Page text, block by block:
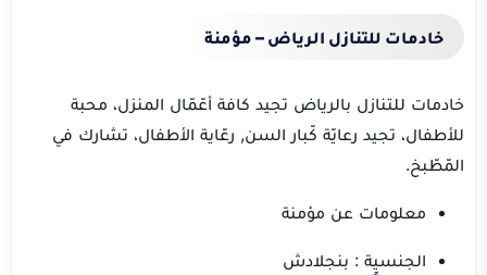
خادمات للتنازل الرياض – مؤمنة
خادمات للتنازل بالرياض تجيد كافة أعّمّال المنزل، محبة
للأطفال، تجيد رعايّة كّبار السن, رعّاية الأطفال، تشارك في
المّطّبخ.
معلومات عن مؤمنة
الجنسيٍة : بنجلادش